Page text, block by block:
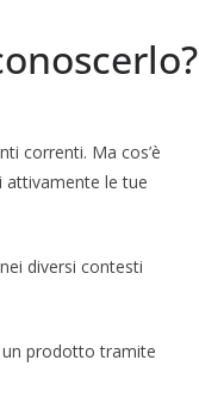
correnti. Ma cos’è
attivamente le tue
diversi contesti
un prodotto tramite